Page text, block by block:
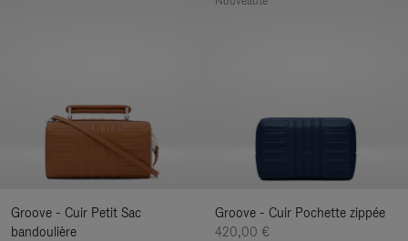
Groove - Cuir Petit Sac
bandoulière
Groove - Cuir Pochette zippée
420,00 €